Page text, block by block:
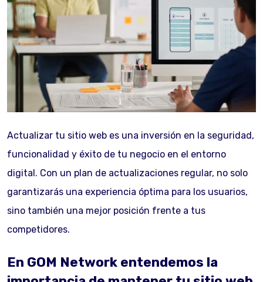
Actualizar tu sitio web es una inversión en la seguridad,
funcionalidad y éxito de tu negocio en el entorno
digital. Con un plan de actualizaciones regular, no solo
garantizarás una experiencia óptima para los usuarios,
sino también una mejor posición frente a tus
competidores.
En GOM Network entendemos la